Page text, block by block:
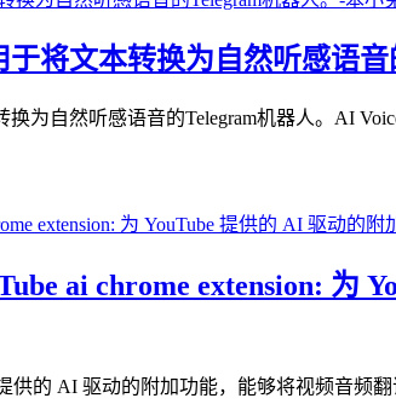
将文本转换为自然听感语音
为自然听感语音的Telegram机器人。AI
ai chrome extension: 为
供的 AI 驱动的附加功能，能够将视频音频